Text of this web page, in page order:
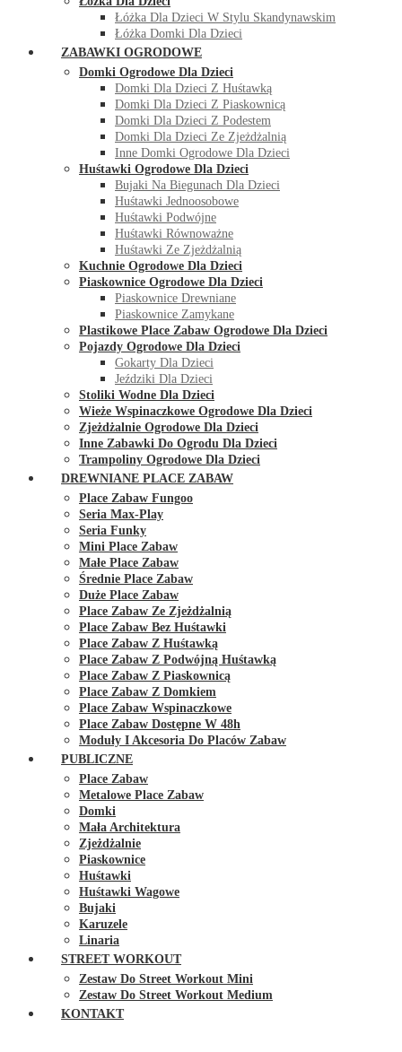
Łóżka Dla Dzieci W Stylu Skandynawskim
Łóżka Domki Dla Dzieci
ZABAWKI OGRODOWE
Domki Ogrodowe Dla Dzieci
Domki Dla Dzieci Z Huśtawką
Domki Dla Dzieci Z Piaskownicą
Domki Dla Dzieci Z Podestem
Domki Dla Dzieci Ze Zjeżdżalnią
Inne Domki Ogrodowe Dla Dzieci
Huśtawki Ogrodowe Dla Dzieci
Bujaki Na Biegunach Dla Dzieci
Huśtawki Jednoosobowe
Huśtawki Podwójne
Huśtawki Równoważne
Huśtawki Ze Zjeżdżalnią
Kuchnie Ogrodowe Dla Dzieci
Piaskownice Ogrodowe Dla Dzieci
Piaskownice Drewniane
Piaskownice Zamykane
Plastikowe Place Zabaw Ogrodowe Dla Dzieci
Pojazdy Ogrodowe Dla Dzieci
Gokarty Dla Dzieci
Jeździki Dla Dzieci
Stoliki Wodne Dla Dzieci
Wieże Wspinaczkowe Ogrodowe Dla Dzieci
Zjeżdżalnie Ogrodowe Dla Dzieci
Inne Zabawki Do Ogrodu Dla Dzieci
Trampoliny Ogrodowe Dla Dzieci
DREWNIANE PLACE ZABAW
Place Zabaw Fungoo
Seria Max-Play
Seria Funky
Mini Place Zabaw
Małe Place Zabaw
Średnie Place Zabaw
Duże Place Zabaw
Place Zabaw Ze Zjeżdżalnią
Place Zabaw Bez Huśtawki
Place Zabaw Z Huśtawką
Place Zabaw Z Podwójną Huśtawką
Place Zabaw Z Piaskownicą
Place Zabaw Z Domkiem
Place Zabaw Wspinaczkowe
Place Zabaw Dostępne W 48h
Moduły I Akcesoria Do Placów Zabaw
PUBLICZNE
Place Zabaw
Metalowe Place Zabaw
Domki
Mała Architektura
Zjeżdżalnie
Piaskownice
Huśtawki
Huśtawki Wagowe
Bujaki
Karuzele
Linaria
STREET WORKOUT
Zestaw Do Street Workout Mini
Zestaw Do Street Workout Medium
KONTAKT